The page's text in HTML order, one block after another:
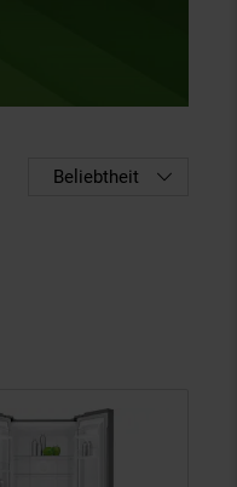
Beliebtheit